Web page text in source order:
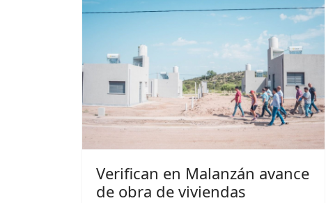
Verifican en Malanzán avance
de obra de viviendas